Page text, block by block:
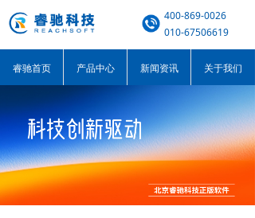
400-869-0026
010-67506619
睿驰首页 产品中心 新闻资讯 关于我们